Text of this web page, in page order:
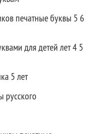
печатные буквы 5 6
для детей лет 4 5
5 лет
русского